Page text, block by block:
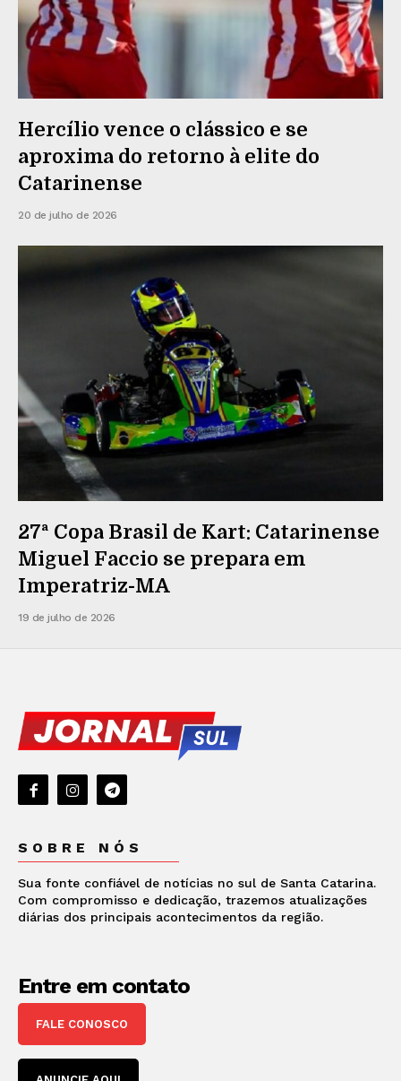
Hercílio vence o clássico e se
aproxima do retorno à elite do
Catarinense
20 de julho de 2026
27ª Copa Brasil de Kart: Catarinense
Miguel Faccio se prepara em
Imperatriz-MA
19 de julho de 2026
SOBRE NÓS
Sua fonte confiável de notícias no sul de Santa Catarina.
Com compromisso e dedicação, trazemos atualizações
diárias dos principais acontecimentos da região.
Entre em contato
FALE CONOSCO